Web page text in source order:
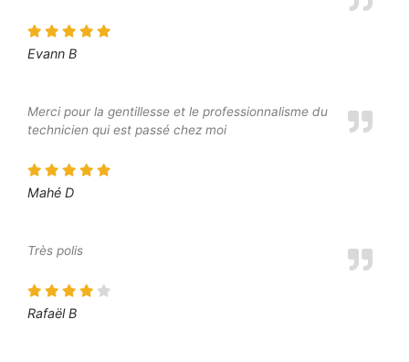
Evann B
Merci pour la gentillesse et le professionnalisme du
technicien qui est passé chez moi
Mahé D
Très polis
Rafaël B